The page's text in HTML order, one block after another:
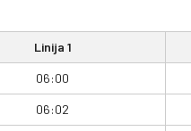
Linija 1
06:00
06:02